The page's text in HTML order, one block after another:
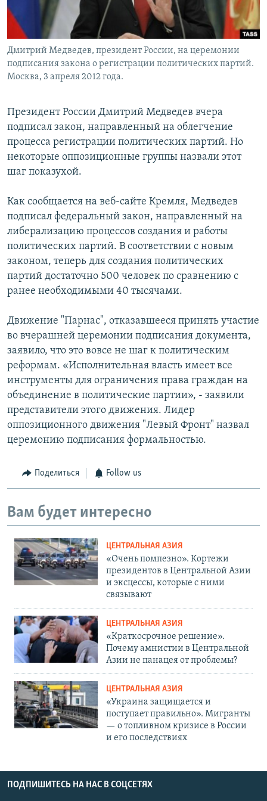
Дмитрий Медведев, президент России, на церемонии
подписания закона о регистрации политических партий.
Москва, 3 апреля 2012 года.
Президент России Дмитрий Медведев вчера
подписал закон, направленный на облегчение
процесса регистрации политических партий. Но
некоторые оппозиционные группы назвали этот
шаг показухой.
Как сообщается на веб-сайте Кремля, Медведев
подписал федеральный закон, направленный на
либерализацию процессов создания и работы
политических партий. В соответствии с новым
законом, теперь для создания политических
партий достаточно 500 человек по сравнению с
ранее необходимыми 40 тысячами.
Движение "Парнас", отказавшееся принять участие
во вчерашней церемонии подписания документа,
заявило, что это вовсе не шаг к политическим
реформам. «Исполнительная власть имеет все
инструменты для ограничения права граждан на
объединение в политические партии», - заявили
представители этого движения. Лидер
оппозиционного движения "Левый Фронт" назвал
церемонию подписания формальностью.
Поделиться Follow us
Вам будет интересно
ЦЕНТРАЛЬНАЯ АЗИЯ
«Очень помпезно». Кортежи
президентов в Центральной Азии
и эксцессы, которые с ними
связывают
ЦЕНТРАЛЬНАЯ АЗИЯ
«Краткосрочное решение».
Почему амнистии в Центральной
Азии не панацея от проблемы?
ЦЕНТРАЛЬНАЯ АЗИЯ
«Украина защищается и
поступает правильно». Мигранты
— о топливном кризисе в России
и его последствиях
ПОДПИШИТЕСЬ НА НАС В СОЦСЕТЯХ